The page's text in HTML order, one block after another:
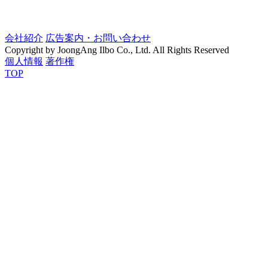
会社紹介 広告案内・お問い合わせ
Copyright by JoongAng Ilbo Co., Ltd. All Rights Reserved
個人情報 著作権
TOP